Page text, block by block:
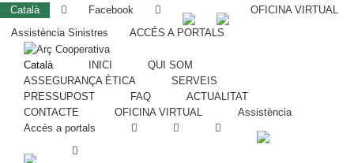
Català Facebook
OFICINA VIRTUAL
Assistència Sinistres
ACCÉS A PORTALS
Català INICI
QUI SOM
ASSEGURANÇA ÈTICA
SERVEIS
PRESSUPOST
FAQ
ACTUALITAT
CONTACTE
OFICINA VIRTUAL
Assistència
Accés a portals